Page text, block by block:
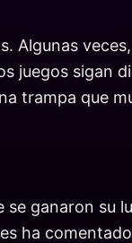
Algunas
juegos sigan
trampa que
ganaron su
ha